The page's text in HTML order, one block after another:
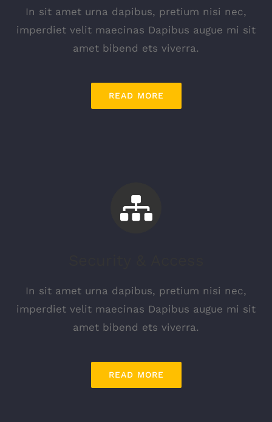
In sit amet urna dapibus, pretium nisi nec,
imperdiet velit maecinas Dapibus augue mi sit
amet bibend ets viverra.
READ MORE
In sit amet urna dapibus, pretium nisi nec,
imperdiet velit maecinas Dapibus augue mi sit
amet bibend ets viverra.
READ MORE